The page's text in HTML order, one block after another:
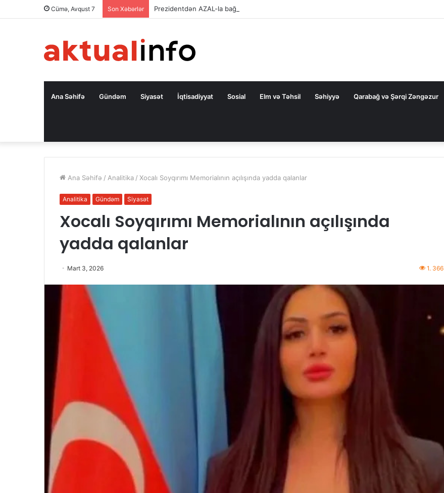
Cümə, Avqust 7 Son Xəbərlər Prezidentdən AZAL-la bağlı FƏRMAN
Ana Səhifə Gündəm Siyasət İqtisadiyyat Sosial Elm və Təhsil Səhiyyə Qarabağ və Şərqi Zəngəzur
Ana Səhifə / Analitika / Xocalı Soyqırımı Memorialının açılışında yadda qalanlar
Analitika Gündəm Siyasət
Xocalı Soyqırımı Memorialının açılışında
yadda qalanlar
Mart 3, 2026 1. 366